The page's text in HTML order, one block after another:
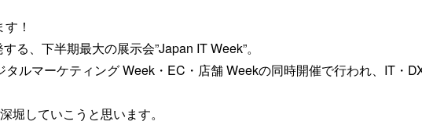
！
る、下半期最大の展示会”Japan IT Week”。
ルマーケティング Week・EC・店舗 Weekの同時開催で行われ、IT・
堀していこうと思います。